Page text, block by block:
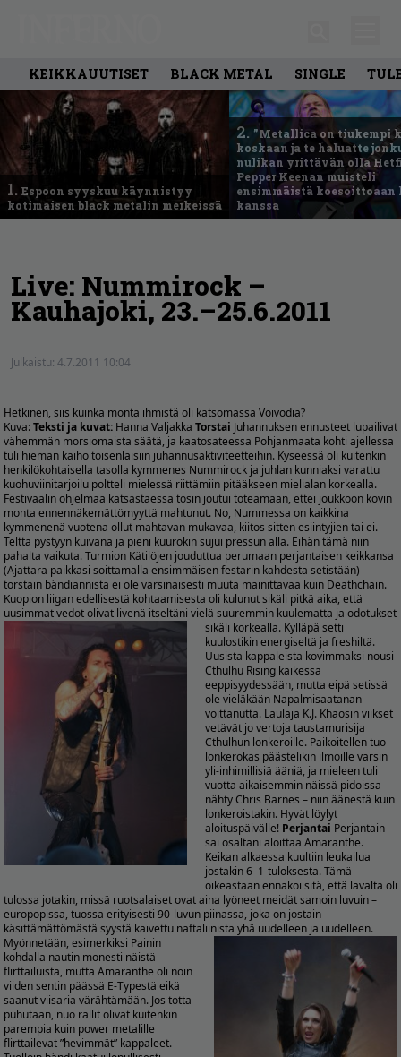
KEIKKAUUTISET BLACK METAL SINGLE
1. Espoon syyskuu käynnistyy
kotimaisen black metalin merkeissä
2. ”Metallica on tiukempi
koskaan ja te haluatte
nulikan yrittävän olla
Pepper Keenan muisteli
ensimmäistä
kanssa
Live: Nummirock –
Kauhajoki, 23.–25.6.2011
Julkaistu: 4.7.2011 10:04
Hetkinen, siis kuinka monta ihmistä oli katsomassa Voivodia?
Kuva:Teksti ja kuvat: Hanna Valjakka Torstai Juhannuksen ennusteet lupailivat
vähemmän morsiomaista säätä, ja kaatosateessa Pohjanmaata kohti ajellessa
tuli hieman kaiho toisenlaisiin juhannusaktiviteetteihin. Kyseessä oli kuitenkin
henkilökohtaisella tasolla kymmenes Nummirock ja juhlan kunniaksi varattu
kuohuviinitarjoilu poltteli mielessä riittämiin pitääkseen mielialan korkealla.
Festivaalin ohjelmaa katsastaessa tosin joutui toteamaan, ettei joukkoon kovin
monta ennennäkemättömyyttä mahtunut. No, Nummessa on kaikkina
kymmenenä vuotena ollut mahtavan mukavaa, kiitos sitten esiintyjien tai ei.
Teltta pystyyn kuivana ja pieni kuurokin sujui pressun alla. Eihän tämä niin
pahalta vaikuta. Turmion Kätilöjen jouduttua perumaan perjantaisen keikkansa
(Ajattara paikkasi soittamalla ensimmäisen festarin kahdesta setistään)
torstain bändiannista ei ole varsinaisesti muuta mainittavaa kuin Deathchain.
Kuopion liigan edellisestä kohtaamisesta oli kulunut sikäli pitkä aika, että
uusimmat vedot olivat livenä itseltäni vielä suuremmin kuulematta ja odotukset
sikäli korkealla. Kylläpä setti
kuulostikin energiseltä ja freshiltä.
Uusista kappaleista kovimmaksi nousi
Cthulhu Rising kaikessa
eeppisyydessään, mutta eipä setissä
ole vieläkään Napalmisaatanan
voittanutta. Laulaja K.J. Khaosin viikset
vetävät jo vertoja taustamurisija
Cthulhun lonkeroille. Paikoitellen tuo
lonkerokas päästelikin ilmoille varsin
yli-inhimillisiä ääniä, ja mieleen tuli
vuotta aikaisemmin näissä pidoissa
nähty Chris Barnes – niin äänestä kuin
lonkeroistakin. Hyvät löylyt
aloituspäivälle! Perjantai Perjantain
sai osaltani aloittaa Amaranthe.
Keikan alkaessa kuultiin leukailua
jostakin 6–1-tuloksesta. Tämä
oikeastaan ennakoi sitä, että lavalta oli
tulossa jotakin, missä ruotsalaiset ovat aina lyöneet meidät samoin luvuin –
europopissa, tuossa erityisesti 90-luvun piinassa, joka on jostain
käsittämättömästä syystä kaivettu naftaliinista yhä uudelleen ja uudelleen.
Myönnetään, esimerkiksi Painin
kohdalla nautin monesti näistä
flirttailuista, mutta Amaranthe oli noin
viiden sentin päässä E-Typestä eikä
saanut viisaria värähtämään. Jos totta
puhutaan, nuo rallit olivat kuitenkin
parempia kuin power metalille
flirttailevat ”hevimmät” kappaleet.